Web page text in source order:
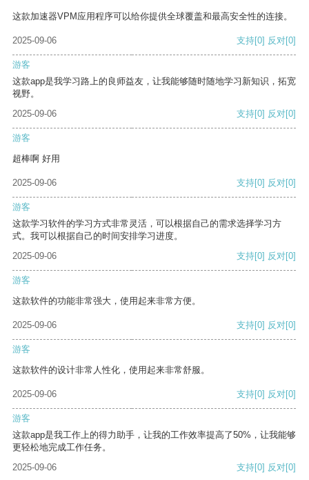
这款加速器VPM应用程序可以给你提供全球覆盖和最高安全性的连接。
2025-09-06 支持[0] 反对[0]
游客
这款app是我学习路上的良师益友，让我能够随时随地学习新知识，拓宽
视野。
2025-09-06
支持[0] 反对[0]
游客
超棒啊 好用
2025-09-06 支持[0] 反对[0]
游客
这款学习软件的学习方式非常灵活，可以根据自己的需求选择学习方
式。我可以根据自己的时间安排学习进度。
2025-09-06
支持[0] 反对[0]
游客
这款软件的功能非常强大，使用起来非常方便。
2025-09-06 支持[0] 反对[0]
游客
这款软件的设计非常人性化，使用起来非常舒服。
2025-09-06 支持[0] 反对[0]
游客
这款app是我工作上的得力助手，让我的工作效率提高了50%，让我能够
更轻松地完成工作任务。
2025-09-06
支持[0] 反对[0]